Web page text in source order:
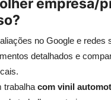
no Google e redes
detalhados e
trabalha com vinil